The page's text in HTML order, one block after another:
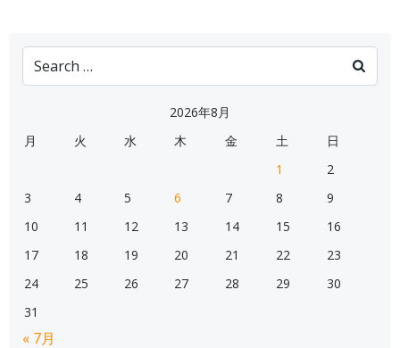
Search
for:
2026年8月
月
火 水 木 金 土
日
1
2
3
4 5 6 7 8
9
10
11 12 13 14 15
16
17
18 19 20 21 22
23
24
25 26 27 28 29
30
31
« 7月